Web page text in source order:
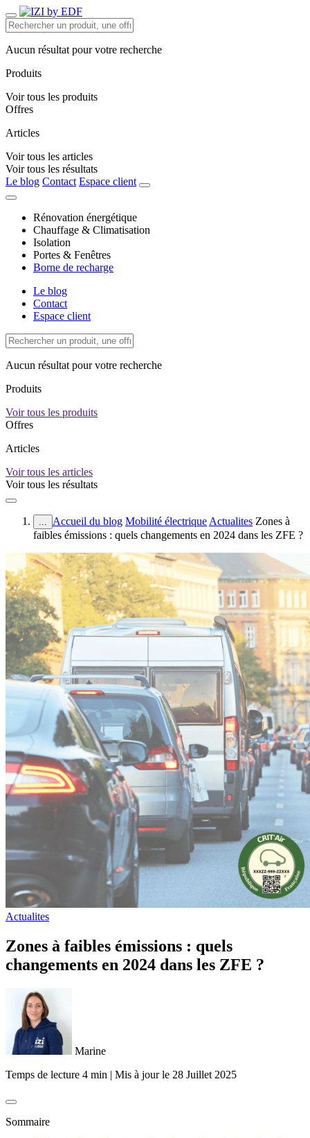
Aucun résultat pour votre recherche
Produits
Voir tous les produits
Offres
Articles
Voir tous les articles
Voir tous les résultats
Le blog Contact Espace client
Rénovation énergétique
Chauffage & Climatisation
Isolation
Portes & Fenêtres
Borne de recharge
Le blog
Contact
Espace client
Aucun résultat pour votre recherche
Produits
Voir tous les produits
Offres
Articles
Voir tous les articles
Voir tous les résultats
... Accueil du blog Mobilité électrique Actualites Zones à
faibles émissions : quels changements en 2024 dans les ZFE ?
Actualites
Zones à faibles émissions : quels
changements en 2024 dans les ZFE ?
Marine
Temps de lecture 4 min | Mis à jour le 28 Juillet 2025
Sommaire